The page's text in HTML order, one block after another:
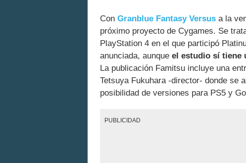
Con Granblue Fantasy Versus a la
próximo proyecto de Cygames. Se
PlayStation 4 en el que participó
anunciada, aunque el estudio sí tiene
La publicación Famitsu incluye una
Tetsuya Fukuhara -director- donde se
posibilidad de versiones para PS5 y
PUBLICIDAD